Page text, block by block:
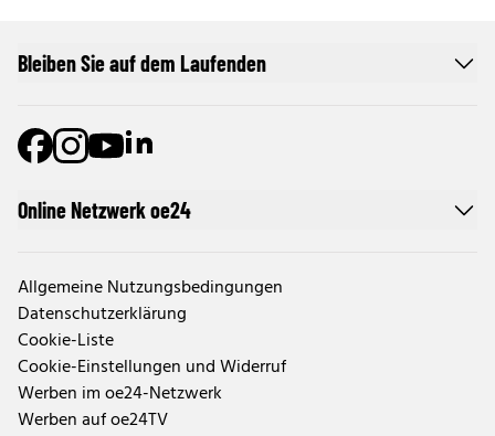
Online Netzwerk oe24
Allgemeine Nutzungsbedingungen
Datenschutzerklärung
Cookie-Liste
Cookie-Einstellungen und Widerruf
Werben im oe24-Netzwerk
Werben auf oe24TV
Bleiben Sie auf dem Laufenden